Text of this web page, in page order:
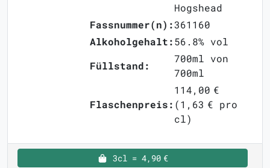
Hogshead
Fassnummer(n):361160
Alkoholgehalt:56.8% vol
Füllstand:
700ml von
700ml
Flaschenpreis:
114,00 €
(1,63 € pro
cl)
3cl = 4,90 €